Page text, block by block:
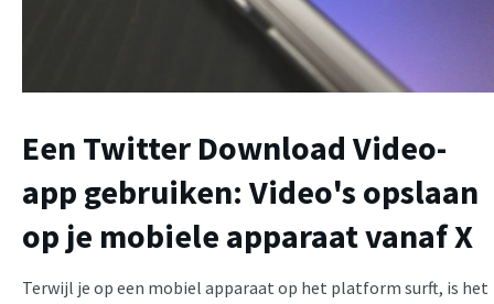
Een Twitter Download Video-
app gebruiken: Video's opslaan
op je mobiele apparaat vanaf X
Terwijl je op een mobiel apparaat op het platform surft, is het